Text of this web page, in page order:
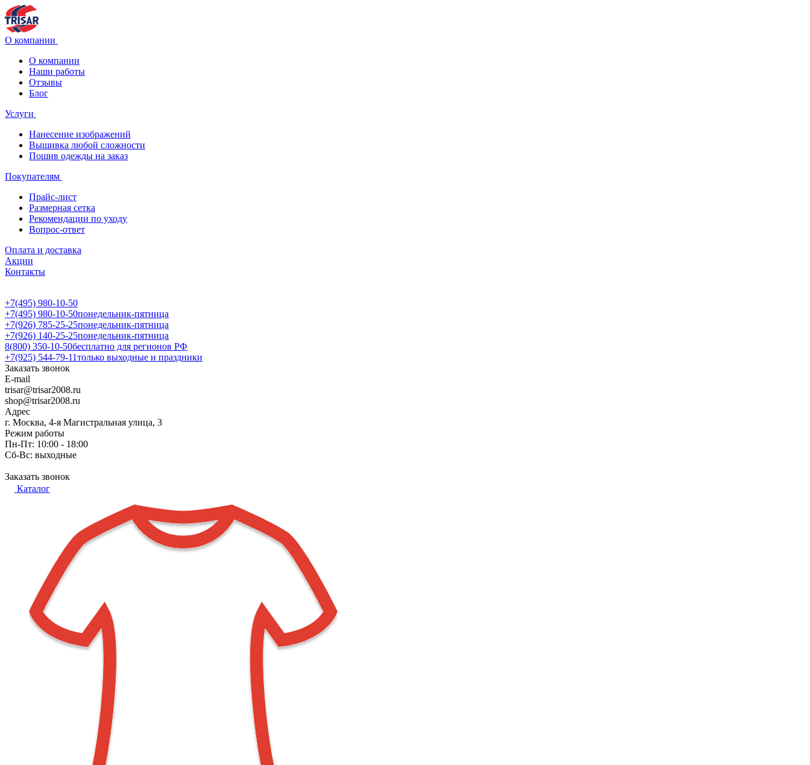
О компании
О компании
Наши работы
Отзывы
Блог
Услуги
Нанесение изображений
Вышивка любой сложности
Пошив одежды на заказ
Покупателям
Прайс-лист
Размерная сетка
Рекомендации по уходу
Вопрос-ответ
Оплата и доставка
Акции
Контакты
+7(495) 980-10-50
+7(495) 980-10-50понедельник-пятница
+7(926) 785-25-25понедельник-пятница
+7(926) 140-25-25понедельник-пятница
8(800) 350-10-50бесплатно для регионов РФ
+7(925) 544-79-11только выходные и праздники
Заказать звонок
E-mail
trisar@trisar2008.ru
shop@trisar2008.ru
Адрес
г. Москва, 4-я Магистральная улица, 3
Режим работы
Пн-Пт: 10:00 - 18:00
Сб-Вс: выходные
Заказать звонок
Каталог